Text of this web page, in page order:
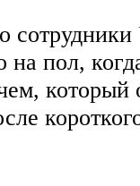
на пол,
который